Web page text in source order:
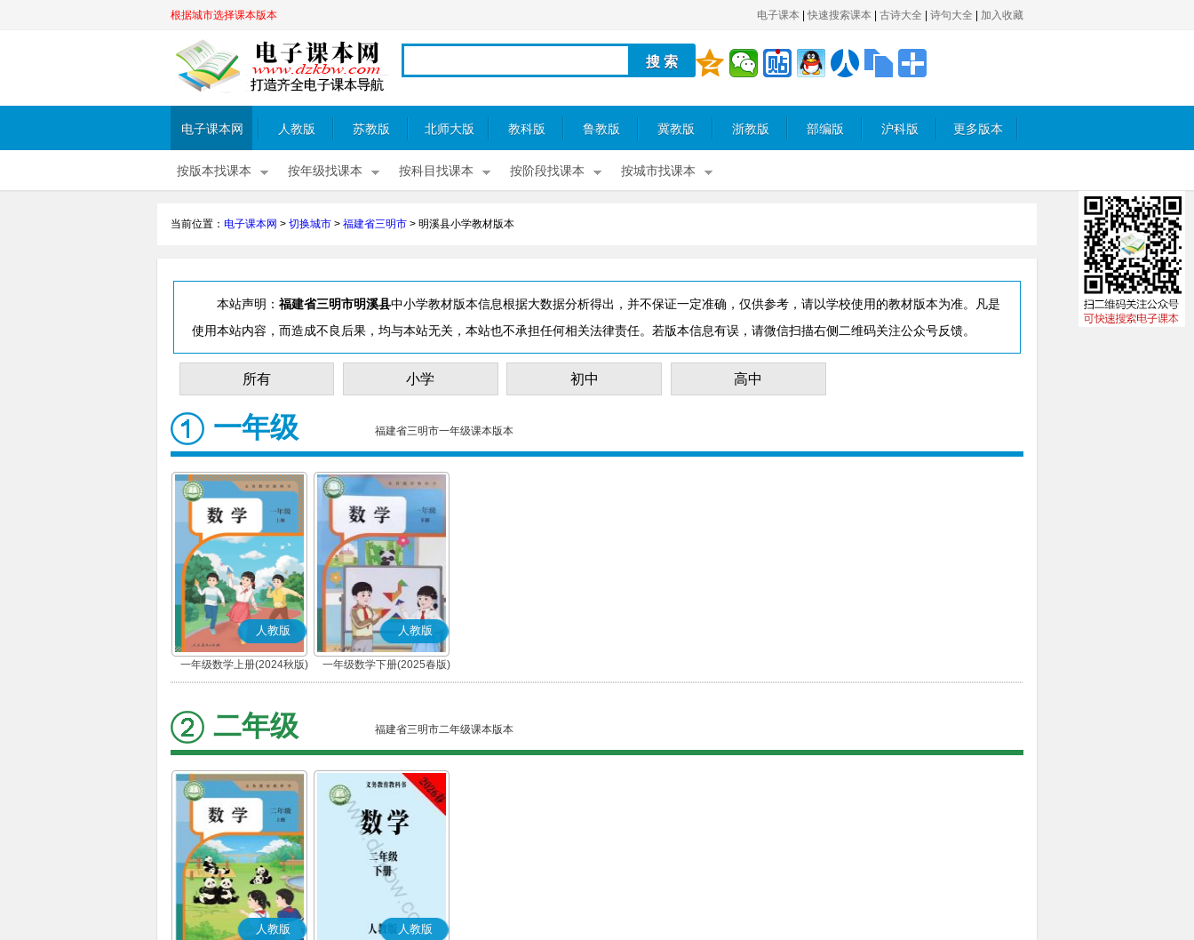
根据城市选择课本版本 电子课本 快速搜索课本 古诗大全 诗句大全 加入收藏
电子课本网 人教版 苏教版 北师大版 教科版 鲁教版 冀教版 浙教版 部编版 沪科版 更多版本
按版本找课本 按年级找课本 按科目找课本 按阶段找课本 按城市找课本
当前位置： 电子课本网 > 切换城市 > 福建省三明市 > 明溪县小学教材版本
本站声明： 福建省三明市明溪县中小学教材版本信息根据大数据分析得出，并不保证一定准确，仅供参考，请以学校使用的教材版本为准。凡是
使用本站内容，而造成不良后果，均与本站无关，本站也不承担任何相关法律责任。若版本信息有误，请微信扫描右侧二维码关注公众号反馈。
所有 小学 初中 高中
一年级 福建省三明市一年级课本版本
人教版
一年级数学上册(2024秋版)
人教版
一年级数学下册(2025春版)
二年级 福建省三明市二年级课本版本
人教版 人教版